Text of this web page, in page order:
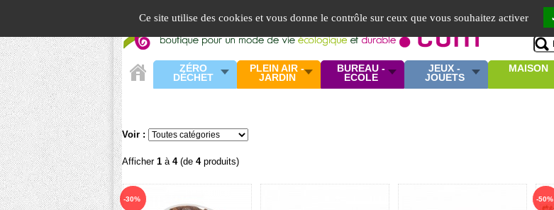
Ce site utilise des cookies et vous donne le contrôle sur ceux que vous souhaitez activer
ZÉRO
DÉCHET
PLEIN AIR -
JARDIN
BUREAU -
ECOLE
JEUX -
JOUETS
MAISON
Voir :
Afficher 1 à 4(de 4produits)
-30% -50%